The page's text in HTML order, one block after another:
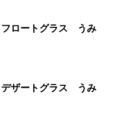
ノラネコぐんだん フロートグラス うみ
ノラネコぐんだん デザートグラス うみ